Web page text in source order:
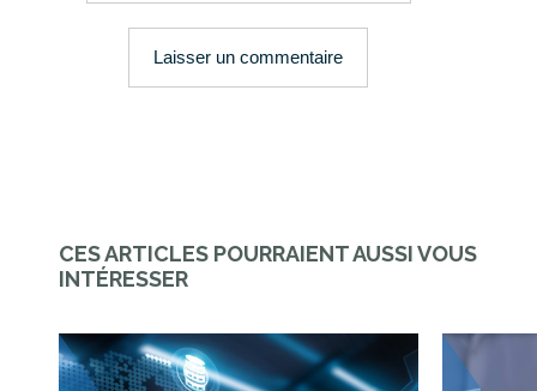
CES ARTICLES POURRAIENT AUSSI VOUS
INTÉRESSER